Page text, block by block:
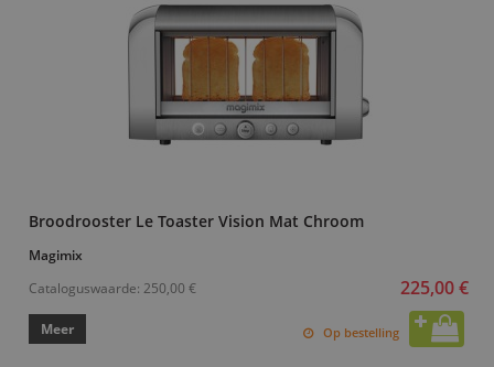
Broodrooster Le Toaster Vision Mat Chroom
Magimix
Cataloguswaarde: 250,00 € 225,00 €
Meer Op bestelling